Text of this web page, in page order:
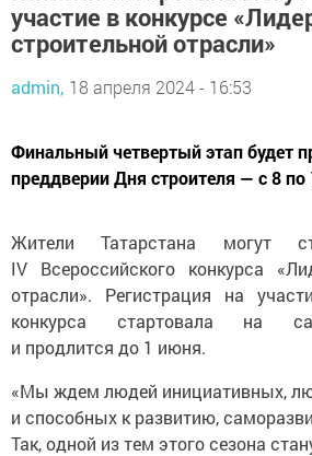
участие в конкурсе
строительной отрасли»
admin, 18 апреля 2024 - 16:53
Финальный четвертый этап будет
преддверии Дня строителя — с 8 по
Жители Татарстана могут
IV Всероссийского конкурса
отрасли». Регистрация на
конкурса стартовала на
и продлится до 1 июня.
«Мы ждем людей инициативных,
и способных к развитию,
Так, одной из тем этого сезона